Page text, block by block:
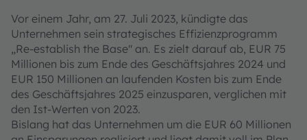
Vor einem Jahr, am 27. Juli 2023, kündigte das
Unternehmen sein strategisches Effizienzprogramm
„Re-establish the Base" an. Es zielt darauf ab, EUR 75
Millionen bis zum Ende des Geschäftsjahres 2024 und
EUR 150 Millionen an laufenden Kosten bis zum Ende
des Geschäftsjahres 2025 einzusparen, verglichen mit
den Ist-Werten von 2023.
Bislang hat das Unternehmen um die EUR 60 Millionen